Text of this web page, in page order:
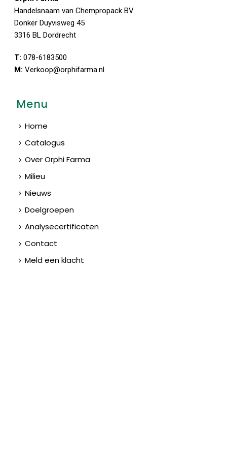
Handelsnaam van Chempropack BV
Donker Duyvisweg 45
3316 BL Dordrecht
T: 078-6183500
M: Verkoop@orphifarma.nl
Menu
Home
Catalogus
Over Orphi Farma
Milieu
Nieuws
Doelgroepen
Analysecertificaten
Contact
Meld een klacht